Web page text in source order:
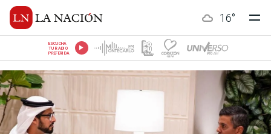
16°
ESCUCHÁ
TU RADIO
PREFERIDA